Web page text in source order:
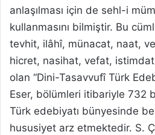
anlaşılması için de sehl-i
kullanmasını bilmiştir. Bu
tevhit, ilâhî, münacat, naat,
hicret, nasihat, vefat,
olan “Dini-Tasavvufî Türk
Eser, bölümleri itibariyle 732
Türk edebiyatı bünyesinde
hususiyet arz etmektedir. S.